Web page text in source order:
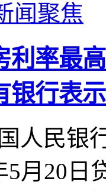
闻聚焦
利率最
银行表
人民银
5月20日